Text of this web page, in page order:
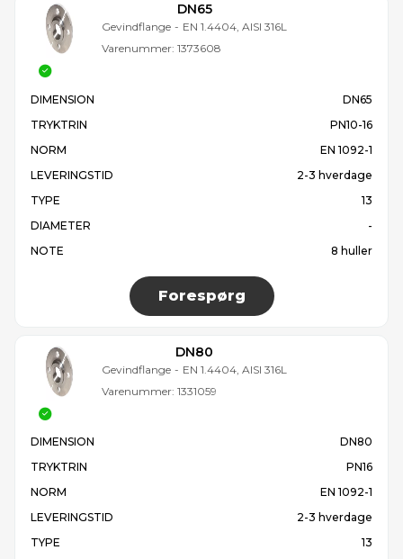
DN65
Gevindflange - EN 1.4404, AISI 316L
Varenummer: 1373608
DIMENSION
DN65
TRYKTRIN
PN10-16
NORM
EN 1092-1
LEVERINGSTID
2-3 hverdage
TYPE
13
DIAMETER
-
NOTE
8 huller
Forespørg
DN80
Gevindflange - EN 1.4404, AISI 316L
Varenummer: 1331059
DIMENSION
DN80
TRYKTRIN
PN16
NORM
EN 1092-1
LEVERINGSTID
2-3 hverdage
TYPE
13